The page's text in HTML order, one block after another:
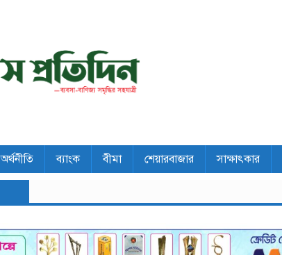
অর্থনীতি ব্যাংক বীমা শেয়ারবাজার সাক্ষাৎকার